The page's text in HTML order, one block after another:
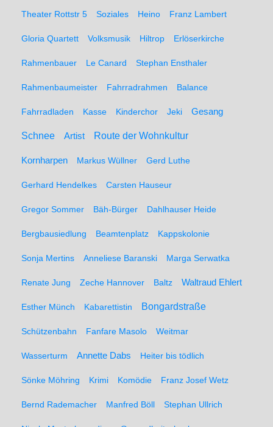
Theater Rottstr 5 Soziales Heino Franz Lambert
Gloria Quartett Volksmusik Hiltrop Erlöserkirche
Rahmenbauer Le Canard Stephan Ensthaler
Rahmenbaumeister Fahrradrahmen Balance
Fahrradladen Kasse Kinderchor Jeki Gesang
Schnee Artist Route der Wohnkultur
Kornharpen Markus Wüllner Gerd Luthe
Gerhard Hendelkes Carsten Hauseur
Gregor Sommer Bäh-Bürger Dahlhauser Heide
Bergbausiedlung Beamtenplatz Kappskolonie
Sonja Mertins Anneliese Baranski Marga Serwatka
Renate Jung Zeche Hannover Baltz Waltraud Ehlert
Esther Münch Kabarettistin Bongardstraße
Schützenbahn Fanfare Masolo Weitmar
Wasserturm Annette Dabs Heiter bis tödlich
Sönke Möhring Krimi Komödie Franz Josef Wetz
Bernd Rademacher Manfred Böll Stephan Ullrich